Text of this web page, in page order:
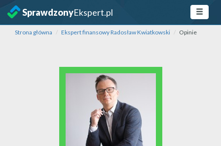
SprawdzonyEkspert.pl
Strona główna Ekspert finansowy Radosław Kwiatkowski Opinie